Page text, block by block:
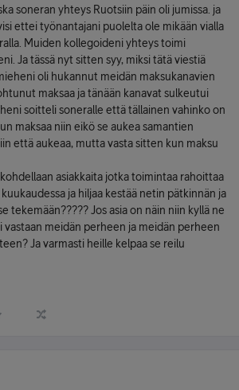
soneran yhteys Ruotsiin päin oli jumissa. ja
ettei työnantajani puolelta ole mikään vialla
Muiden kollegoideni yhteys toimi
Ja tässä nyt sitten syy, miksi tätä viestiä
oli hukannut meidän maksukanavien
maksaa ja tänään kanavat sulkeutui
soitteli soneralle että tällainen vahinko on
maksaa niin eikö se aukea samantien
että aukeaa, mutta vasta sitten kun maksu
asiakkaita jotka toimintaa rahoittaa
ja hiljaa kestää netin pätkinnän ja
tekemään????? Jos asia on näin niin kyllä ne
vastaan meidän perheen ja meidän perheen
Ja varmasti heille kelpaa se reilu